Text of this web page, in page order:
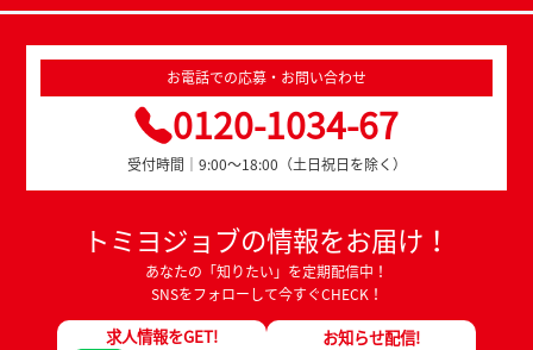
お電話での応募・お問い合わせ
0120-1034-67
受付時間｜9:00～18:00（土日祝日を除く）
トミヨジョブの情報をお届け！
あなたの「知りたい」を定期配信中！
SNSをフォローして今すぐCHECK！
求人情報をGET!
お知らせ配信!